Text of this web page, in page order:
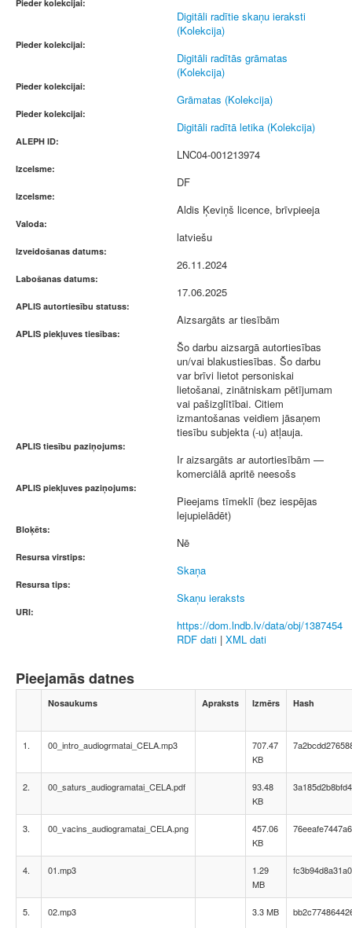
Pieder kolekcijai:
Digitāli radītie skaņu ieraksti
(Kolekcija)
Pieder kolekcijai:
Digitāli radītās grāmatas
(Kolekcija)
Pieder kolekcijai:
Grāmatas (Kolekcija)
Pieder kolekcijai:
Digitāli radītā letika (Kolekcija)
ALEPH ID:
LNC04-001213974
Izcelsme:
DF
Izcelsme:
Aldis Ķeviņš licence, brīvpieeja
Valoda:
latviešu
Izveidošanas datums:
26.11.2024
Labošanas datums:
17.06.2025
APLIS autortiesību statuss:
Aizsargāts ar tiesībām
APLIS piekļuves tiesības:
Šo darbu aizsargā autortiesības
un/vai blakustiesības. Šo darbu
var brīvi lietot personiskai
lietošanai, zinātniskam pētījumam
vai pašizglītībai. Citiem
izmantošanas veidiem jāsaņem
tiesību subjekta (-u) atļauja.
APLIS tiesību paziņojums:
Ir aizsargāts ar autortiesībām —
komerciālā apritē neesošs
APLIS piekļuves paziņojums:
Pieejams tīmeklī (bez iespējas
lejupielādēt)
Bloķēts:
Nē
Resursa virstips:
Skaņa
Resursa tips:
Skaņu ieraksts
URI:
https://dom.lndb.lv/data/obj/1387454
RDF dati | XML dati
Pieejamās datnes
Nosaukums Apraksts Izmērs Hash
1. 00_intro_audiogrmatai_CELA.mp3
707.47
KB
2. 00_saturs_audiogramatai_CELA.pdf
93.48
KB
3. 00_vacins_audiogramatai_CELA.png
457.06
KB
4. 01.mp3
1.29
MB
5. 02.mp3 3.3 MB